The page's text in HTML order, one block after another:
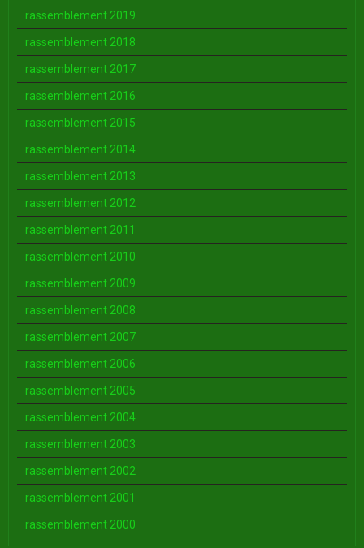
rassemblement 2019
rassemblement 2018
rassemblement 2017
rassemblement 2016
rassemblement 2015
rassemblement 2014
rassemblement 2013
rassemblement 2012
rassemblement 2011
rassemblement 2010
rassemblement 2009
rassemblement 2008
rassemblement 2007
rassemblement 2006
rassemblement 2005
rassemblement 2004
rassemblement 2003
rassemblement 2002
rassemblement 2001
rassemblement 2000